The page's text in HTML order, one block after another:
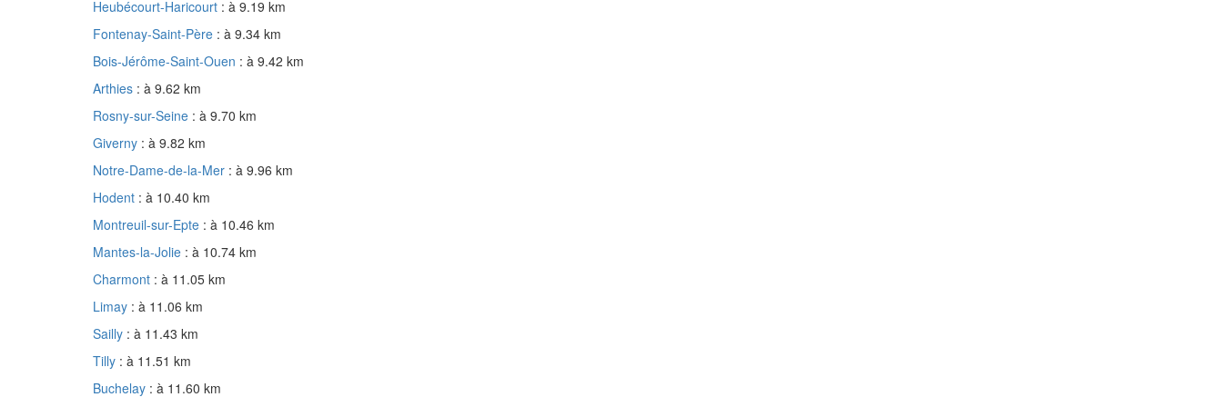
Heubécourt-Haricourt : à 9.19 km
Fontenay-Saint-Père : à 9.34 km
Bois-Jérôme-Saint-Ouen : à 9.42 km
Arthies : à 9.62 km
Rosny-sur-Seine : à 9.70 km
Giverny : à 9.82 km
Notre-Dame-de-la-Mer : à 9.96 km
Hodent : à 10.40 km
Montreuil-sur-Epte : à 10.46 km
Mantes-la-Jolie : à 10.74 km
Charmont : à 11.05 km
Limay : à 11.06 km
Sailly : à 11.43 km
Tilly : à 11.51 km
Buchelay : à 11.60 km